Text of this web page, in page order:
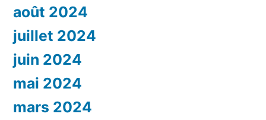
août 2024
juillet 2024
juin 2024
mai 2024
mars 2024